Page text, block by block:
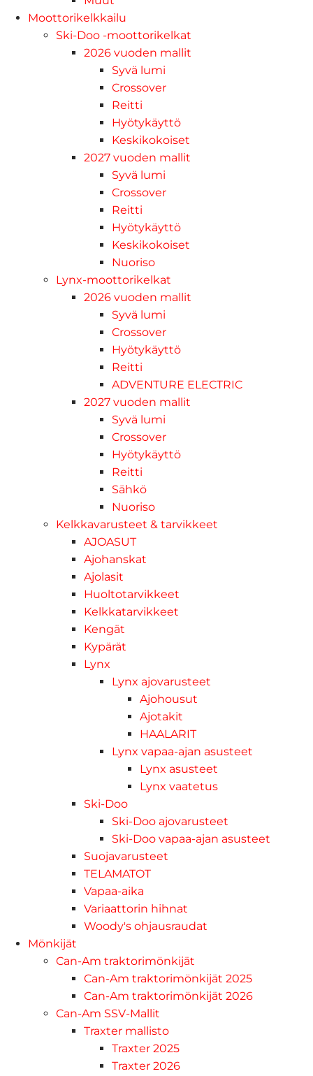
Moottorikelkkailu
Ski-Doo -moottorikelkat
2026 vuoden mallit
Syvä lumi
Crossover
Reitti
Hyötykäyttö
Keskikokoiset
2027 vuoden mallit
Syvä lumi
Crossover
Reitti
Hyötykäyttö
Keskikokoiset
Nuoriso
Lynx-moottorikelkat
2026 vuoden mallit
Syvä lumi
Crossover
Hyötykäyttö
Reitti
ADVENTURE ELECTRIC
2027 vuoden mallit
Syvä lumi
Crossover
Hyötykäyttö
Reitti
Sähkö
Nuoriso
Kelkkavarusteet & tarvikkeet
AJOASUT
Ajohanskat
Ajolasit
Huoltotarvikkeet
Kelkkatarvikkeet
Kengät
Kypärät
Lynx
Lynx ajovarusteet
Ajohousut
Ajotakit
HAALARIT
Lynx vapaa-ajan asusteet
Lynx asusteet
Lynx vaatetus
Ski-Doo
Ski-Doo ajovarusteet
Ski-Doo vapaa-ajan asusteet
Suojavarusteet
TELAMATOT
Vapaa-aika
Variaattorin hihnat
Woody's ohjausraudat
Mönkijät
Can-Am traktorimönkijät
Can-Am traktorimönkijät 2025
Can-Am traktorimönkijät 2026
Can-Am SSV-Mallit
Traxter mallisto
Traxter 2025
Traxter 2026